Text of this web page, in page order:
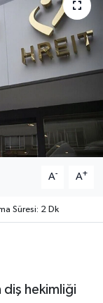
A- A+
Süresi: 2 Dk
diş hekimliği